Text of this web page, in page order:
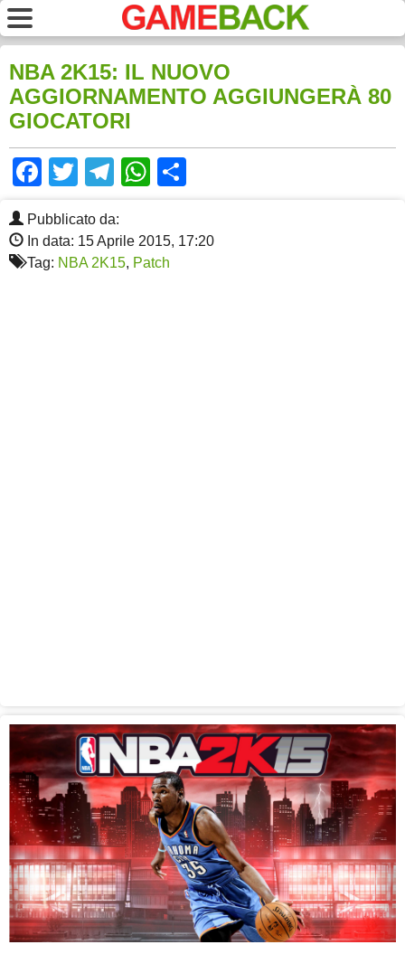
NBA 2K15: IL NUOVO
AGGIORNAMENTO AGGIUNGERÀ 80
GIOCATORI
Facebook
TwitterTelegram
WhatsApp
Pubblicato da:
In data: 15 Aprile 2015, 17:20
Tag: NBA 2K15, Patch